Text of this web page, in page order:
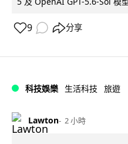
9 分享
科技娛樂 生活科技 旅遊
Lawton 2 小時